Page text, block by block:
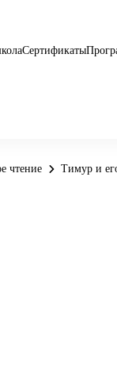
Сертификаты
чтение Тимур и